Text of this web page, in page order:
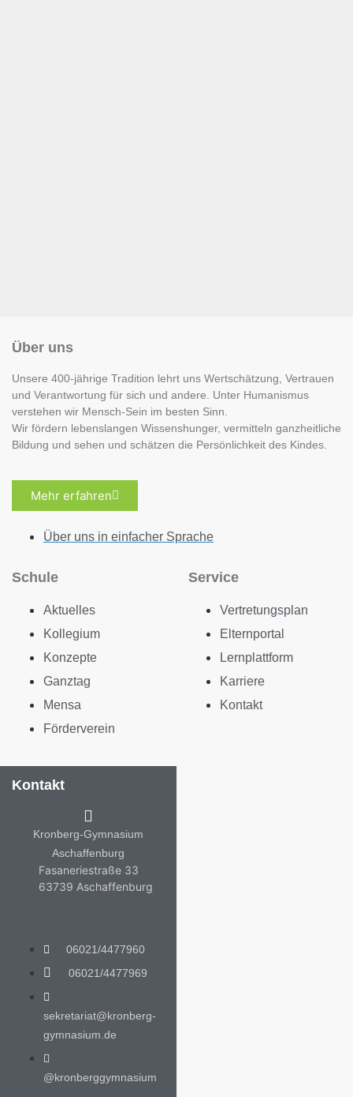
Über uns
Unsere 400-jährige Tradition lehrt uns Wertschätzung, Vertrauen
und Verantwortung für sich und andere. Unter Humanismus
verstehen wir Mensch-Sein im besten Sinn.
Wir fördern lebenslangen Wissenshunger, vermitteln ganzheitliche
Bildung und sehen und schätzen die Persönlichkeit des Kindes.
Mehr erfahren
Über uns in einfacher Sprache
Schule
Aktuelles
Kollegium
Konzepte
Ganztag
Mensa
Förderverein
Service
Vertretungsplan
Elternportal
Lernplattform
Karriere
Kontakt
Kontakt
Kronberg-Gymnasium
Aschaffenburg
Fasaneriestraße 33
63739 Aschaffenburg
06021/4477960
06021/4477969
sekretariat@kronberg-
gymnasium.de
@kronberggymnasium